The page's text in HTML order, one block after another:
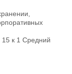
15 к 1 Средний